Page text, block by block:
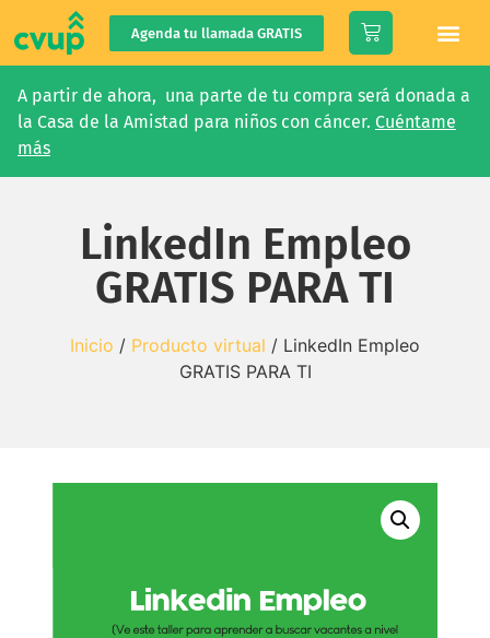
Agenda tu llamada GRATIS
A partir de ahora, una parte de tu compra será donada a
la Casa de la Amistad para niños con cáncer. Cuéntame
más
LinkedIn Empleo
GRATIS PARA TI
Inicio / Producto virtual / LinkedIn Empleo
GRATIS PARA TI